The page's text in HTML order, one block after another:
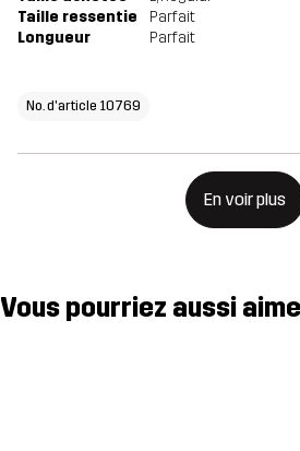
Taille ressentie
Parfait
Longueur
Parfait
No. d'article 10769
En voir plus
Vous pourriez aussi